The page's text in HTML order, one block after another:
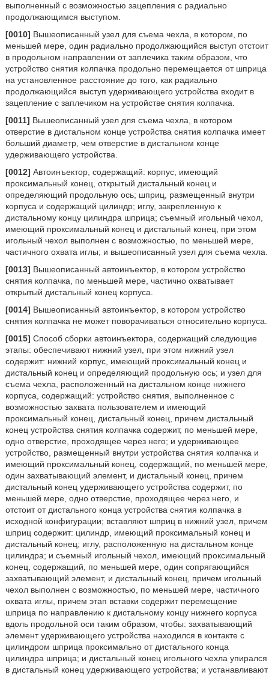
выполненный с возможностью зацепления с радиально
продолжающимся выступом.
[0010] Вышеописанный узел для съема чехла, в котором, по
меньшей мере, один радиально продолжающийся выступ отстоит
в продольном направлении от заплечика таким образом, что
устройство снятия колпачка продольно перемещается от шприца
на установленное расстояние до того, как радиально
продолжающийся выступ удерживающего устройства входит в
зацепление с заплечиком на устройстве снятия колпачка.
[0011] Вышеописанный узел для съема чехла, в котором
отверстие в дистальном конце устройства снятия колпачка имеет
больший диаметр, чем отверстие в дистальном конце
удерживающего устройства.
[0012] Автоинъектор, содержащий: корпус, имеющий
проксимальный конец, открытый дистальный конец и
определяющий продольную ось; шприц, размещенный внутри
корпуса и содержащий цилиндр; иглу, закрепленную к
дистальному концу цилиндра шприца; съемный игольный чехол,
имеющий проксимальный конец и дистальный конец, при этом
игольный чехол выполнен с возможностью, по меньшей мере,
частичного охвата иглы; и вышеописанный узел для съема чехла.
[0013] Вышеописанный автоинъектор, в котором устройство
снятия колпачка, по меньшей мере, частично охватывает
открытый дистальный конец корпуса.
[0014] Вышеописанный автоинъектор, в котором устройство
снятия колпачка не может поворачиваться относительно корпуса.
[0015] Способ сборки автоинъектора, содержащий следующие
этапы: обеспечивают нижний узел, при этом нижний узел
содержит: нижний корпус, имеющий проксимальный конец и
дистальный конец и определяющий продольную ось; и узел для
съема чехла, расположенный на дистальном конце нижнего
корпуса, содержащий: устройство снятия, выполненное с
возможностью захвата пользователем и имеющий
проксимальный конец, дистальный конец, причем дистальный
конец устройства снятия колпачка содержит, по меньшей мере,
одно отверстие, проходящее через него; и удерживающее
устройство, размещенный внутри устройства снятия колпачка и
имеющий проксимальный конец, содержащий, по меньшей мере,
один захватывающий элемент, и дистальный конец, причем
дистальный конец удерживающего устройства содержит, по
меньшей мере, одно отверстие, проходящее через него, и
отстоит от дистального конца устройства снятия колпачка в
исходной конфигурации; вставляют шприц в нижний узел, причем
шприц содержит: цилиндр, имеющий проксимальный конец и
дистальный конец; иглу, расположенную на дистальном конце
цилиндра; и съемный игольный чехол, имеющий проксимальный
конец, содержащий, по меньшей мере, один сопрягающийся
захватывающий элемент, и дистальный конец, причем игольный
чехол выполнен с возможностью, по меньшей мере, частичного
охвата иглы, причем этап вставки содержит перемещение
шприца по направлению к дистальному концу нижнего корпуса
вдоль продольной оси таким образом, чтобы: захватывающий
элемент удерживающего устройства находился в контакте с
цилиндром шприца проксимально от дистального конца
цилиндра шприца; и дистальный конец игольного чехла упирался
в дистальный конец удерживающего устройства; и устанавливают